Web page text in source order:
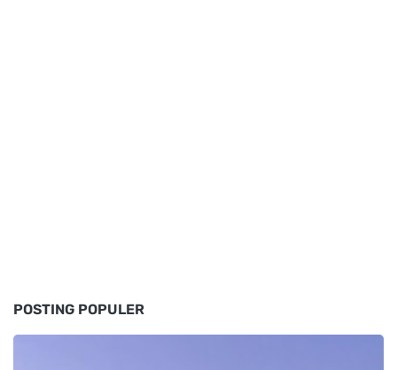
POSTING POPULER